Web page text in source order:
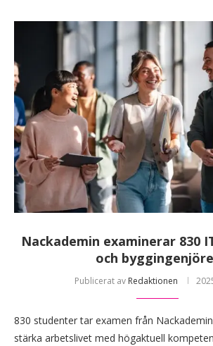
Nackademin examinerar 830
och
Publicerat av Redaktionen
830 studenter tar examen från
stärka arbetslivet med högaktuell